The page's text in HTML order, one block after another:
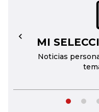
MI
Noticias
←